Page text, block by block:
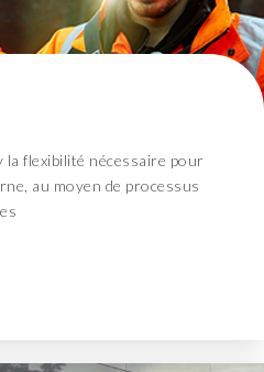
la flexibilité nécessaire pour
au moyen de processus